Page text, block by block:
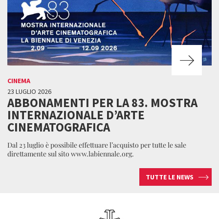
CINEMA
23 LUGLIO 2026
ABBONAMENTI PER LA 83. MOSTRA
INTERNAZIONALE D’ARTE
CINEMATOGRAFICA
Dal 23 luglio è possibile effettuare l’acquisto per tutte le sale
direttamente sul sito www.labiennale.org.
TUTTE LE NEWS